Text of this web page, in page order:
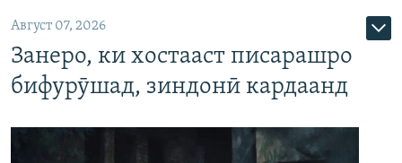
Август 07, 2026
Занеро, ки хостааст писарашро
бифурӯшад, зиндонӣ кардаанд